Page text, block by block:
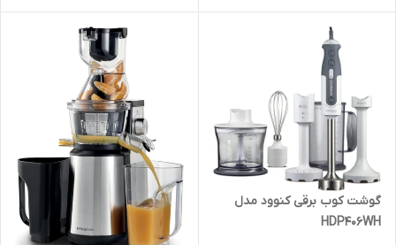
گوشت کوب برقی کنوود مدل
HDP406WH